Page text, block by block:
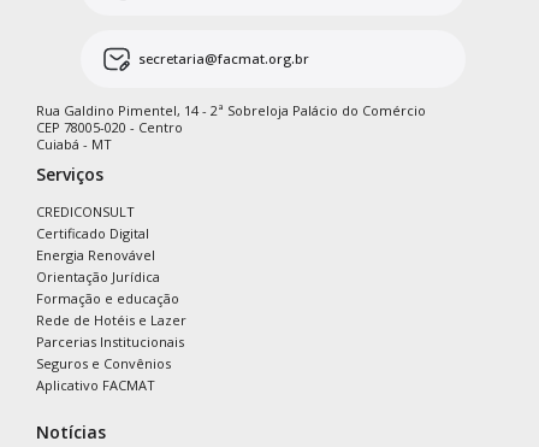
secretaria@facmat.org.br
Rua Galdino Pimentel, 14 - 2ª Sobreloja Palácio do Comércio
CEP 78005-020 - Centro
Cuiabá - MT
Serviços
CREDICONSULT
Certificado Digital
Energia Renovável
Orientação Jurídica
Formação e educação
Rede de Hotéis e Lazer
Parcerias Institucionais
Seguros e Convênios
Aplicativo FACMAT
Notícias